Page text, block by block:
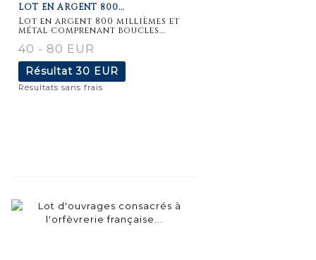
LOT EN ARGENT 800...
Lot en argent 800 millièmes et
métal comprenant boucles...
40 - 80 EUR
Résultat30 EUR
Résultats sans frais